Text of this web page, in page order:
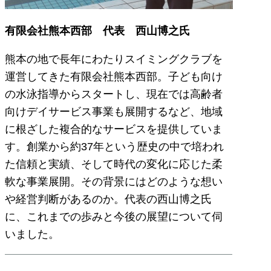
有限会社熊本西部 代表 西山博之氏
熊本の地で長年にわたりスイミングクラブを
運営してきた有限会社熊本西部。子ども向け
の水泳指導からスタートし、現在では高齢者
向けデイサービス事業も展開するなど、地域
に根ざした複合的なサービスを提供していま
す。創業から約37年という歴史の中で培われ
た信頼と実績、そして時代の変化に応じた柔
軟な事業展開。その背景にはどのような想い
や経営判断があるのか。代表の西山博之氏
に、これまでの歩みと今後の展望について伺
いました。